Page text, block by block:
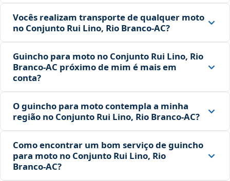
Vocês realizam transporte de qualquer moto
no Conjunto Rui Lino, Rio Branco‑AC?
Guincho para moto no Conjunto Rui Lino, Rio
Branco‑AC próximo de mim é mais em
conta?
O guincho para moto contempla a minha
região no Conjunto Rui Lino, Rio Branco‑AC?
Como encontrar um bom serviço de guincho
para moto no Conjunto Rui Lino, Rio
Branco‑AC?